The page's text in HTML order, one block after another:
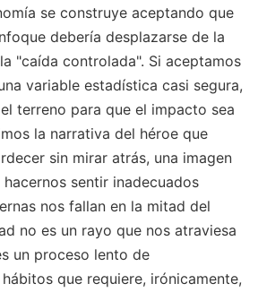
se construye aceptando que
debería desplazarse de la
"caída controlada". Si aceptamos
variable estadística casi segura,
terreno para que el impacto sea
la narrativa del héroe que
sin mirar atrás, una imagen
sentir inadecuados
nos fallan en la mitad del
no es un rayo que nos atraviesa
un proceso lento de
que requiere, irónicamente,